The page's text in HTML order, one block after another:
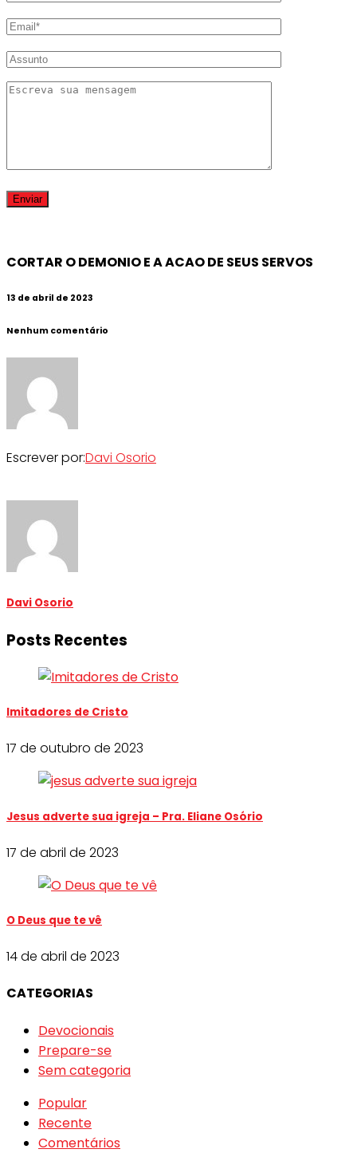
CORTAR O DEMONIO E A ACAO DE SEUS SERVOS
13 de abril de 2023
Nenhum comentário
Escrever por:Davi Osorio
Davi Osorio
Posts Recentes
Imitadores de Cristo
17 de outubro de 2023
Jesus adverte sua igreja – Pra. Eliane Osório
17 de abril de 2023
O Deus que te vê
14 de abril de 2023
CATEGORIAS
Devocionais
Prepare-se
Sem categoria
Popular
Recente
Comentários